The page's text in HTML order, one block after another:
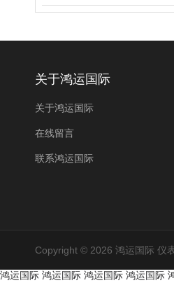
关于鸿运国际
关于鸿运国际
在线留言
联系鸿运国际
Copyright © 2026 鸿运国际 仪
鸿运国际 鸿运国际 鸿运国际 鸿运国际